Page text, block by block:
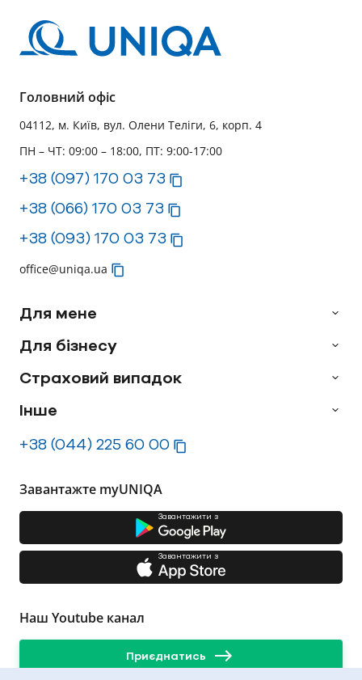
Головний офіс
04112, м. Київ, вул. Олени Теліги, 6, корп. 4
ПН – ЧТ: 09:00 – 18:00, ПТ: 9:00-17:00
+38 (097) 170 03 73
+38 (066) 170 03 73
+38 (093) 170 03 73
office@uniqa.ua
Для мене
Для бізнесу
Страховий випадок
Інше
+38 (044) 225 60 00
Завантажте myUNIQA
Завантажити з
Завантажити з
Наш Youtube канал
Приєднатись